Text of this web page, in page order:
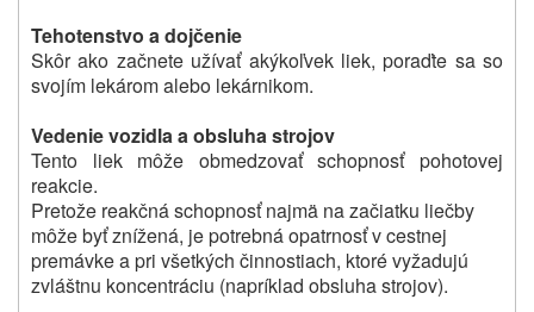
Tehotenstvo a dojčenie
Skôr ako začnete užívať akýkoľvek liek, poraďte sa so
svojím lekárom alebo lekárnikom.
Vedenie vozidla a obsluha strojov
Tento liek môže obmedzovať schopnosť pohotovej
reakcie.
Pretože reakčná schopnosť najmä na začiatku liečby
môže byť znížená, je potrebná opatrnosť v cestnej
premávke a pri všetkých činnostiach, ktoré vyžadujú
zvláštnu koncentráciu (napríklad obsluha strojov).